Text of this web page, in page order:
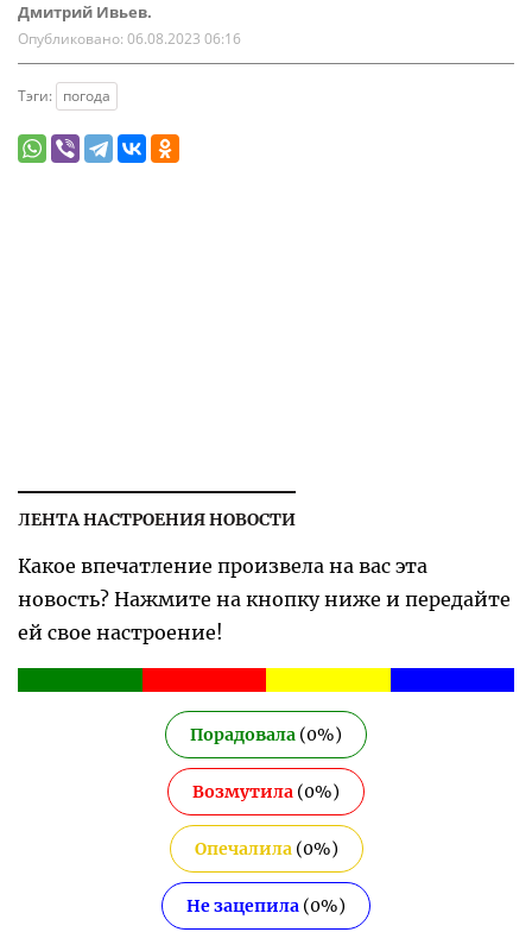
Дмитрий Ивьев.
Опубликовано: 06.08.2023 06:16
Тэги: погода
ЛЕНТА НАСТРОЕНИЯ НОВОСТИ
Какое впечатление произвела на вас эта
новость? Нажмите на кнопку ниже и передайте
ей свое настроение!
Порадовала (0%)
Возмутила (0%)
Опечалила(0%)
Не зацепила (0%)